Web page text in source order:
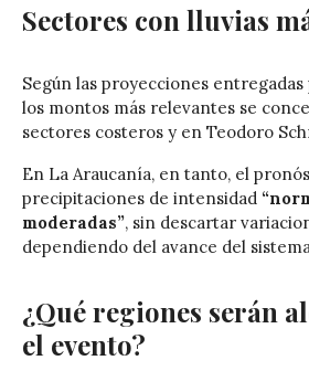
Sectores con lluvias
Según las proyecciones
los montos más relevantes se
sectores costeros y en Teodoro
En La Araucanía, en tanto, el
precipitaciones de intensidad
moderadas”, sin descartar
dependiendo del avance del
¿Qué regiones serán
el evento?